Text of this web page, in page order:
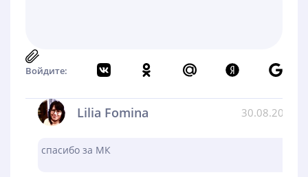
Войдите:
Lilia Fomina 30.08.2024
спасибо за МК